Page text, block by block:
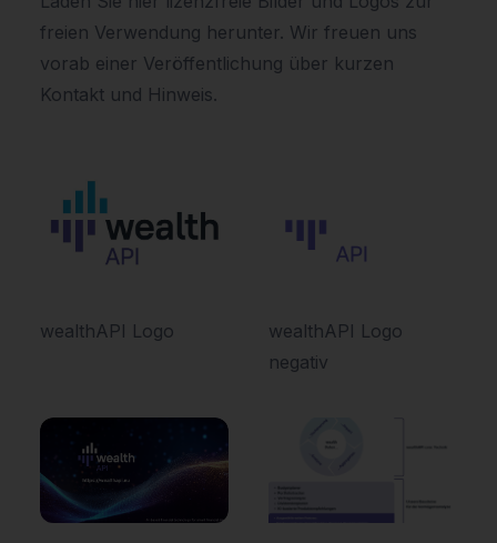
freien Verwendung herunter. Wir freuen uns
vorab einer Veröffentlichung über kurzen
Kontakt und Hinweis.
wealthAPI Logo
wealthAPI Logo
negativ